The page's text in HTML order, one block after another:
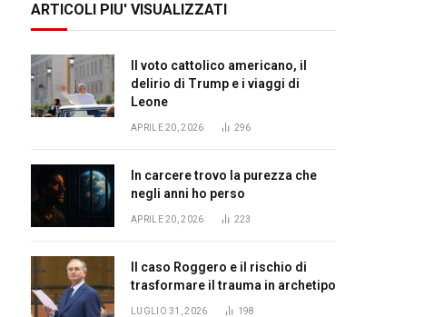
ARTICOLI PIU' VISUALIZZATI
Il voto cattolico americano, il
delirio di Trump e i viaggi di
Leone
APRILE 20, 2026 296
In carcere trovo la purezza che
negli anni ho perso
APRILE 20, 2026 223
Il caso Roggero e il rischio di
trasformare il trauma in archetipo
LUGLIO 31, 2026 198